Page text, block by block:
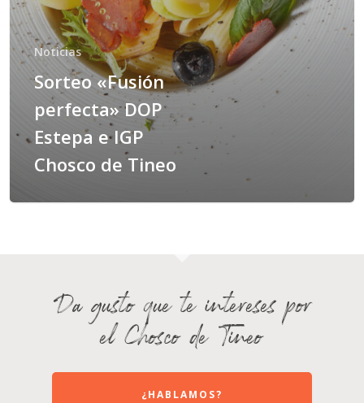
Noticias
Sorteo «Fusión
perfecta» DOP
Estepa e IGP
Chosco de Tineo
Da gusto que te intereses por
el Chosco de Tineo
¿HABLAMOS?